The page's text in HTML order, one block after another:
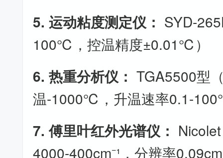
5. 运动粘度测定仪： SYD-
100℃，控温精度±0.01℃）
6. 热重分析仪： TGA5500型
温-1000℃，升温速率0.1-
7. 傅里叶红外光谱仪：
4000-400cm⁻¹，分辨率